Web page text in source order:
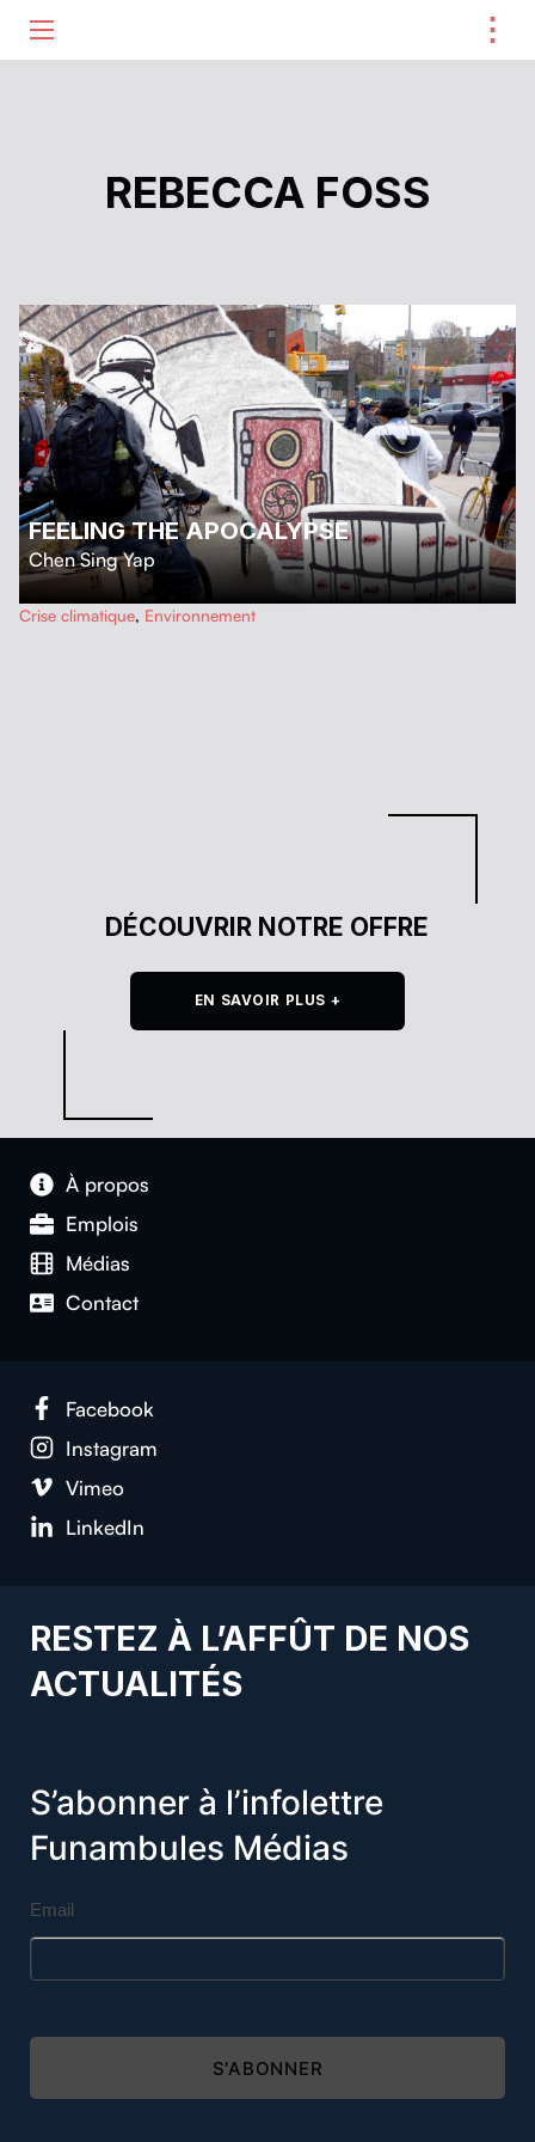
⋮
REBECCA FOSS
FEELING THE APOCALYPSE
Chen Sing Yap
…
Crise climatique, Environnement
DÉCOUVRIR NOTRE OFFRE
EN SAVOIR PLUS +
À pro­pos
Emplois
Médias
Con­tact
Face­book
Insta­gram
Vimeo
LinkedIn
RESTEZ À L’AFFÛT DE NOS
ACTUALITÉS
S’abonner à l’infolettre
Funambules Médias
Email
S'ABONNER